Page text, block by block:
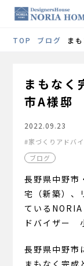
TOP ブログ ま
まもなく
市A様邸
2022.09.23
家づくりアドバ
ブログ
長野県中野市
宅（新築）、
ている
ドバイザー
長野県中野市
まもなく完成